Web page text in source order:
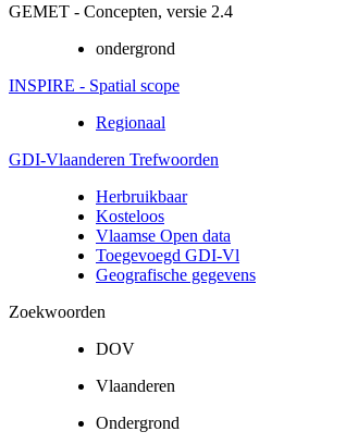
GEMET - Concepten, versie 2.4
ondergrond
INSPIRE - Spatial scope
Regionaal
GDI-Vlaanderen Trefwoorden
Herbruikbaar
Kosteloos
Vlaamse Open data
Toegevoegd GDI-Vl
Geografische gegevens
Zoekwoorden
DOV
Vlaanderen
Ondergrond